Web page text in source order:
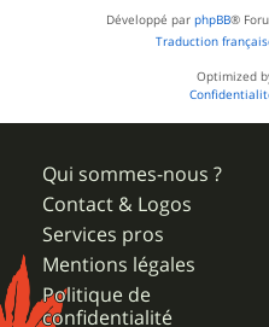
Développé par phpBB®
Traduction
Optimized
Qui sommes-nous ?
Contact & Logos
Services pros
Mentions légales
Politique de
confidentialité